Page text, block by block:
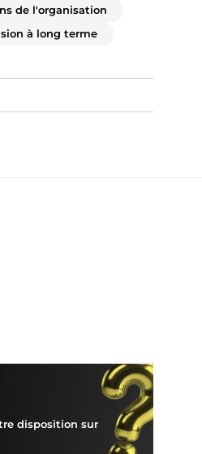
de l'organisation
à long terme
disposition sur